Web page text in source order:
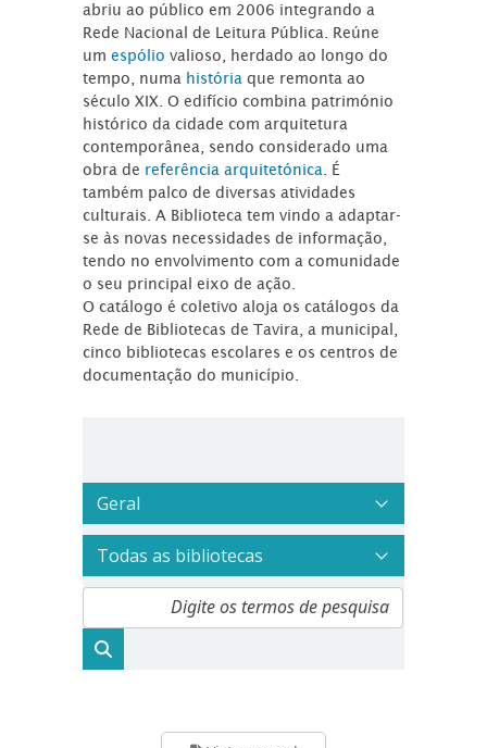
abriu ao público em 2006 integrando a
Rede Nacional de Leitura Pública. Reúne
umespóliovalioso, herdado ao longo do
tempo, numa história que remonta ao
século XIX. O edifício combina património
histórico da cidade com arquitetura
contemporânea, sendo considerado uma
obra de referência arquitetónica . É
também palco de diversas atividades
culturais. A Biblioteca tem vindo a adaptar-
se às novas necessidades de informação,
tendo no envolvimento com a comunidade
o seu principal eixo de ação.
O catálogo é coletivo aloja os catálogos da
Rede de Bibliotecas de Tavira, a municipal,
cinco bibliotecas escolares e os centros de
documentação do município.